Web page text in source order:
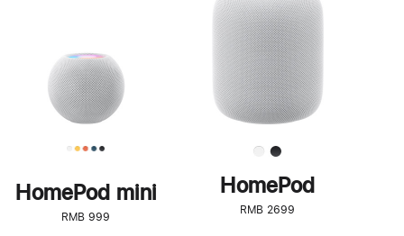
HomePod mini
RMB 999
了
解
HomePod<
HomePod
RMB 2699